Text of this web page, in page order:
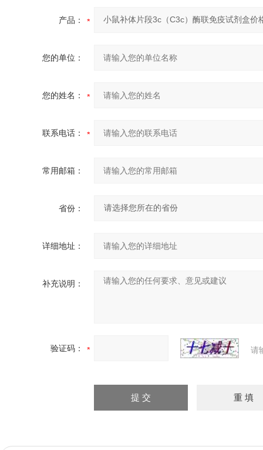
产品：
您的单位：
您的姓名：
联系电话：
常用邮箱：
省份：
详细地址：
补充说明：
验证码： 请